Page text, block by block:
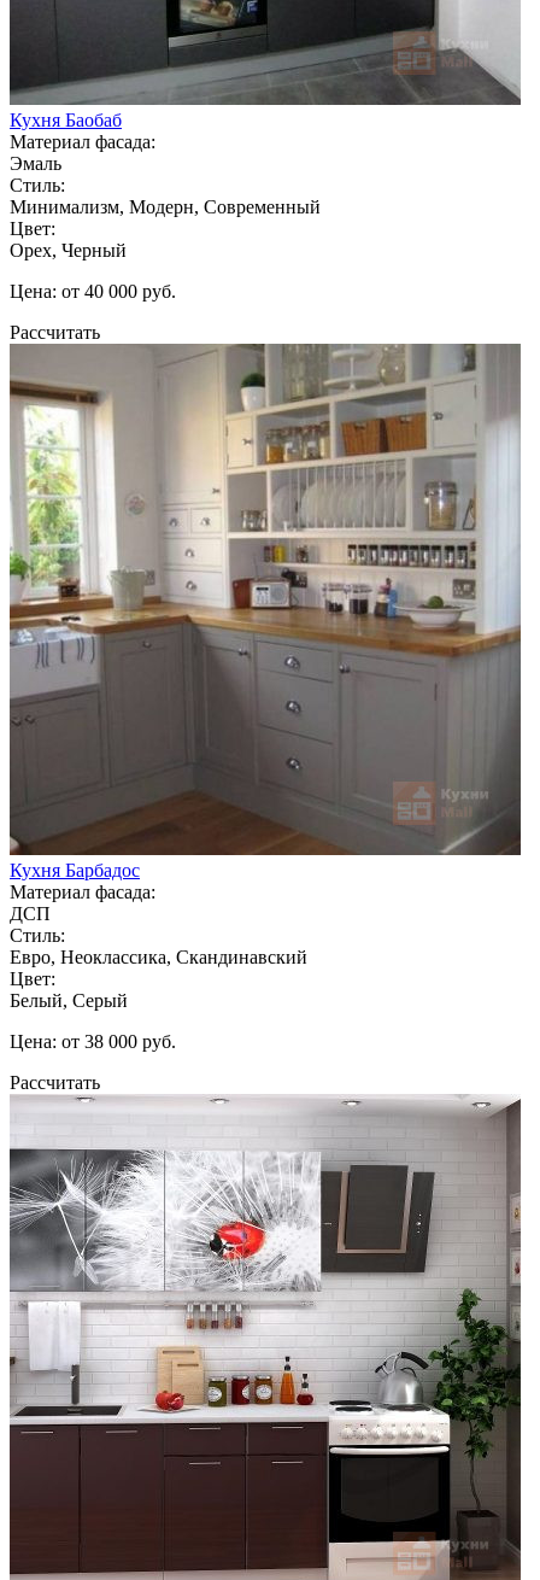
Кухня Баобаб
Материал фасада:
Эмаль
Стиль:
Минимализм, Модерн, Современный
Цвет:
Орех, Черный
Цена: от 40 000 руб.
Рассчитать
Кухня Барбадос
Материал фасада:
ДСП
Стиль:
Евро, Неоклассика, Скандинавский
Цвет:
Белый, Серый
Цена: от 38 000 руб.
Рассчитать